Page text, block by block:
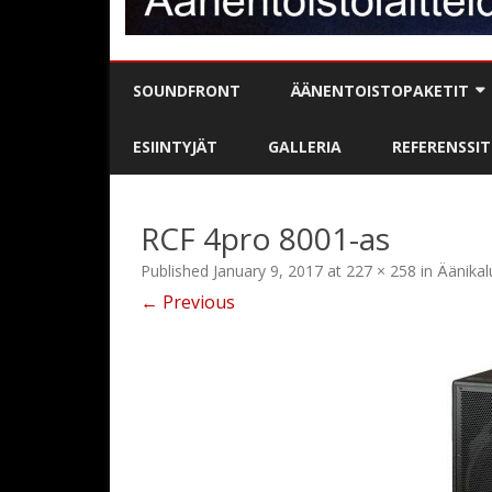
SOUNDFRONT ÄÄNENTOISTOPAKETIT
BÄNDIPAKETIT
PUHE- / JUONTOPAKETIT
KARAOKE
ESIINTYJÄT GALLERIA REFERENSSIT
RCF 4pro 8001-as
Published January 9, 2017 at 227 × 258 in
← Previous